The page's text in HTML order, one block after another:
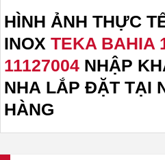
HÌNH ẢNH THỰC
INOX TEKA BAHIA
11127004 NHẬP
NHA LẮP ĐẶT TẠI
HÀNG